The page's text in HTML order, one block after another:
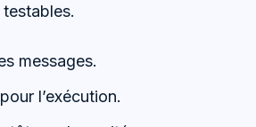
messages.
l’exécution.